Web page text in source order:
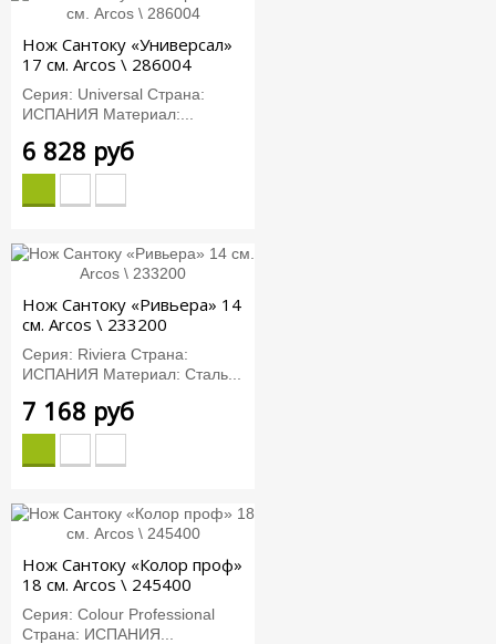
Нож Сантоку «Универсал»
17 см. Arcos \ 286004
Серия: Universal Страна:
ИСПАНИЯ Материал:...
6 828 руб
Нож Сантоку «Ривьера» 14
см. Arcos \ 233200
Серия: Riviera Страна:
ИСПАНИЯ Материал: Сталь...
7 168 руб
Нож Сантоку «Колор проф»
18 см. Arcos \ 245400
Серия: Colour Professional
Страна: ИСПАНИЯ...